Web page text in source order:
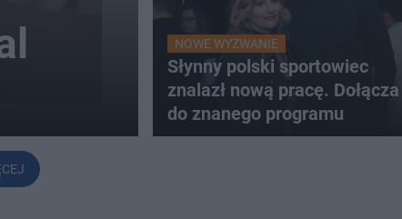
NOWE WYZWANIE
Słynny polski sportowiec
znalazł nową pracę. Dołącza
do znanego programu